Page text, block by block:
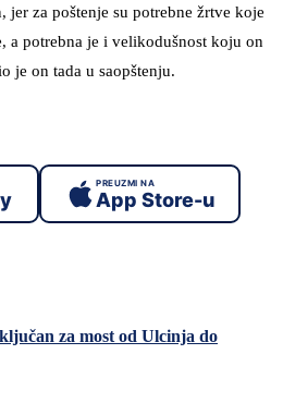
jer za poštenje su potrebne žrtve koje
a potrebna je i velikodušnost koju on
je on tada u saopštenju.
PREUZMI NA
App Store-u
za most od Ulcinja do